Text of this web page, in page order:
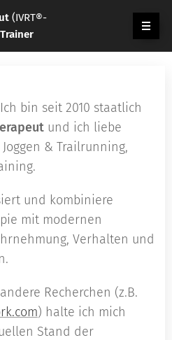
(IVRT®-
bin seit 2010 staatlich
und ich liebe
& Trailrunning,
und kombiniere
mit modernen
Verhalten und
Recherchen (z.B.
) halte ich mich
Stand der